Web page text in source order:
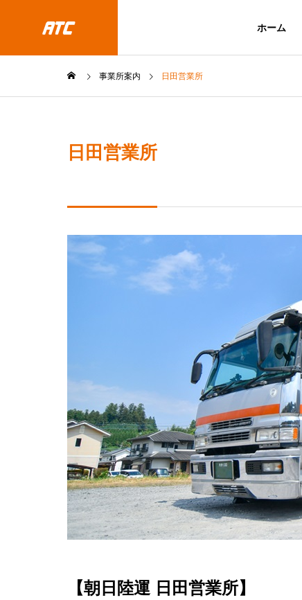
ホーム
FUKUOKA
事業所案内 日田営業所
日田営業所
【朝日陸運 日田営業所】